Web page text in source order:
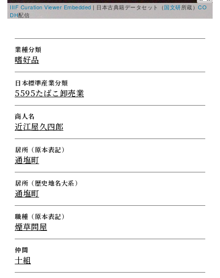
IIIF Curation Viewer Embedded | 日本古典籍データセット（国文研所蔵） CO
DH配信
業種分類
嗜好品
日本標準産業分類
5595たばこ卸売業
商人名
近江屋久四郎
居所（原本表記）
通塩町
居所（歴史地名大系）
通塩町
職種（原本表記）
煙草問屋
仲間
十組